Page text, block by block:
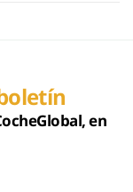
en